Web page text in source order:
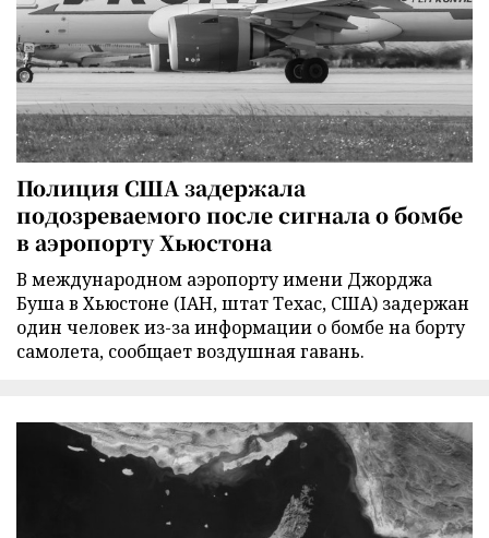
Полиция США задержала
подозреваемого после сигнала о бомбе
в аэропорту Хьюстона
В международном аэропорту имени Джорджа
Буша в Хьюстоне (IAH, штат Техас, США) задержан
один человек из-за информации о бомбе на борту
самолета, сообщает воздушная гавань.